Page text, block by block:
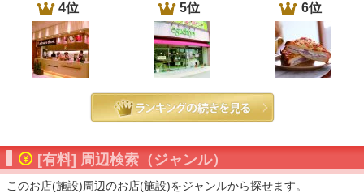
4位 5位 6位
[有料] 周辺検索（ジャンル）
このお店(施設)周辺のお店(施設)をジャンルから探せます。